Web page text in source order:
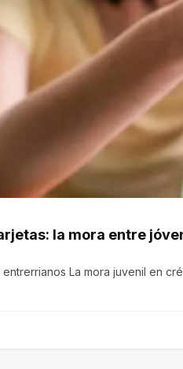
la mora entre
La mora juvenil en